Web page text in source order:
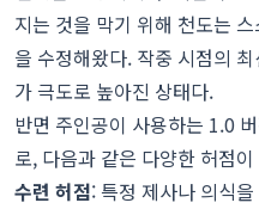
지는 것을 막기 위해 천도는
을 수정해왔다. 작중 시점의
가 극도로 높아진 상태다.
반면 주인공이 사용하는 1.0
로, 다음과 같은 다양한 허점
수련 허점: 특정 제사나 의식